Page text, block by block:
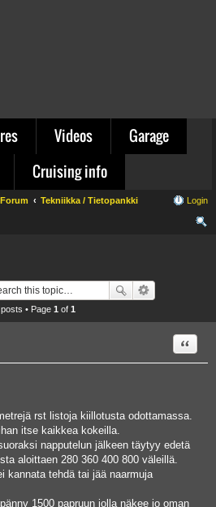
Videos
Garage
Cruising info
Tekniikka / Tietopankki Login
• Page 1 of 1
Quote
rst listoja kiillotusta odottamassa.
itse kaikkea kokeilla.
napputelun jälkeen täytyy edetä
aloittaen 280 360 400 800 väleillä.
kannata tehdä tai jää naarmuja
1500 papruun jolla näkee jo oman